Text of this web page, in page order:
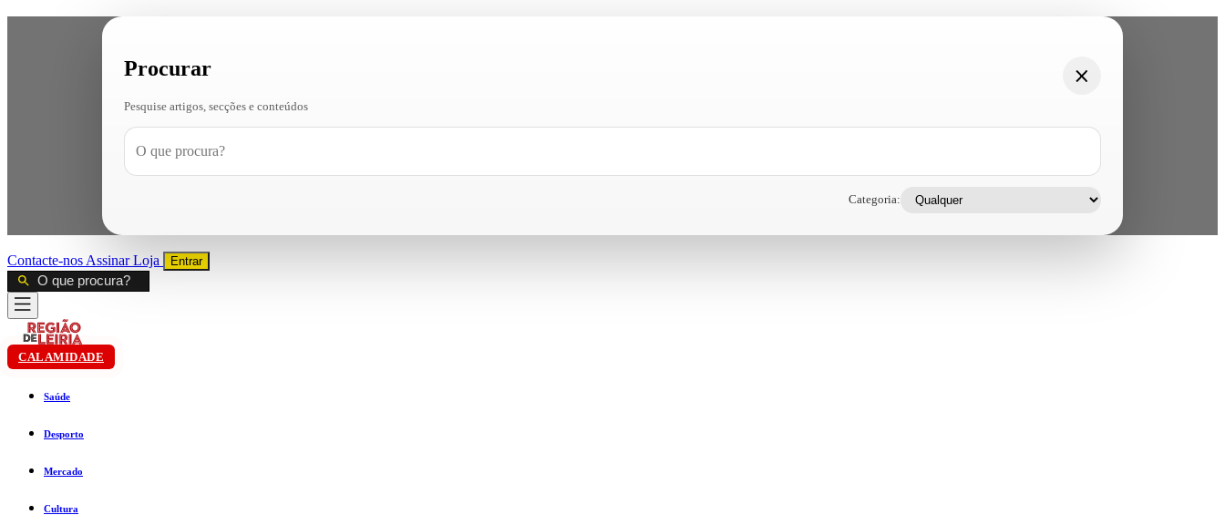
Procurar
Pesquise artigos, secções e conteúdos
Categoria:
Contacte-nos AssinarLoja Entrar
CALAMIDADE
Saúde
Desporto
Mercado
Cultura